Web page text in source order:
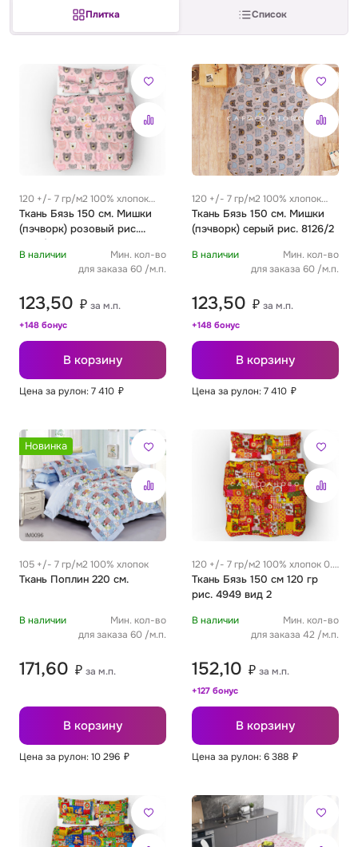
Плитка Список
120 +/- 7 гр/м2 100% хлопок
0.27 м
Ткань Бязь 150 см. Мишки
(пэчворк) розовый рис.
8126/1
В наличии
Мин. кол-во
для заказа 60 /м.п.
123,50 ₽ за м.п.
+148 бонус
В корзину
Цена за рулон: 7 410 ₽
120 +/- 7 гр/м2 100% хлопок
0.27 м
Ткань Бязь 150 см. Мишки
(пэчворк) серый рис. 8126/2
В наличии
Мин. кол-во
для заказа 60 /м.п.
123,50 ₽ за м.п.
+148 бонус
В корзину
Цена за рулон: 7 410 ₽
Новинка
105 +/- 7 гр/м2 100% хлопок
Ткань Поплин 220 см.
В наличии
Мин. кол-во
для заказа 60 /м.п.
171,60 ₽ за м.п.
В корзину
Цена за рулон: 10 296 ₽
120 +/- 7 гр/м2 100% хлопок 0.3
м
Ткань Бязь 150 см 120 гр
рис. 4949 вид 2
В наличии
Мин. кол-во
для заказа 42 /м.п.
152,10 ₽ за м.п.
+127 бонус
В корзину
Цена за рулон: 6 388 ₽
Сатин
Сатин Глосс
Сатин Жаккард
Сатин Страйп
Сатин Твил
Сетка
Ситец
Спанбонд
Тик
Тик наволочный
ТиСи Твил
Трикотаж
Тюль
Фланель
Флис
Футер
Шелк Армани
Штапель
Зеленый
Многоцветный
Детский
Праздничный
Город / архитектура
Морская тема
Космос
Техника / транспорт
Этнический
Имитации материалов